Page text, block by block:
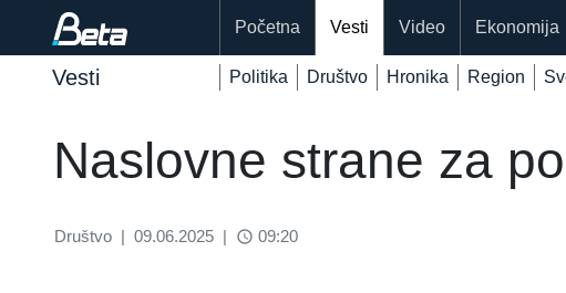
Početna Vesti Video Ekonomija
Vesti Politika Društvo Hronika Region
Naslovne strane za
Društvo | 09.06.2025 | access_time 09:20